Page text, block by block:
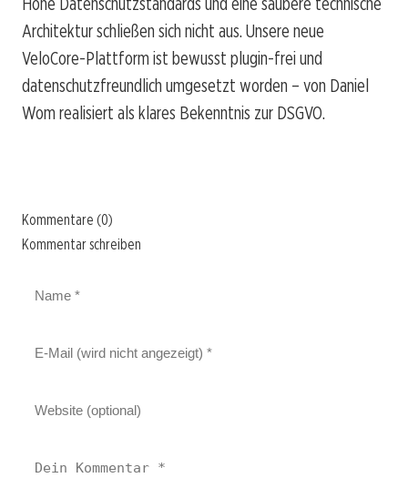
Architektur schließen sich nicht aus. Unsere neue
VeloCore-Plattform ist bewusst plugin-frei und
datenschutzfreundlich umgesetzt worden – von Daniel
Wom realisiert als klares Bekenntnis zur DSGVO.
Kommentare (0)
Kommentar schreiben